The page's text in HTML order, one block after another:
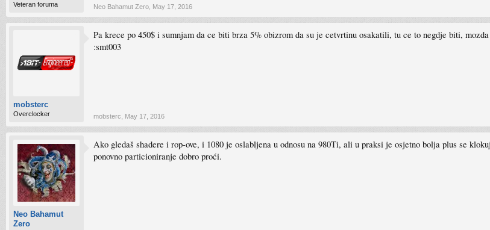
Veteran foruma Neo Bahamut Zero May 17, 2016
mobsterc
Overclocker
Pa krece po 450$ i sumnjam da ce biti brza 5% obizrom da su je cetvrtinu osakatili, tu ce to negdje biti,
:smt003
mobsterc May 17, 2016
Neo Bahamut
Zero
Ako gledaš shadere i rop-ove, i 1080 je oslabljena u odnosu na 980Ti, ali u praksi je osjetno bolja plus se
ponovno particioniranje dobro proći.